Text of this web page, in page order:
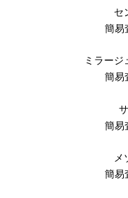
セ
簡易
ミラー
簡易
簡易
メ
簡易